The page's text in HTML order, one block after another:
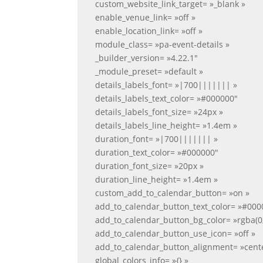
custom_website_link_target= »_blank »
enable_venue_link= »off »
enable_location_link= »off »
module_class= »pa-event-details »
_builder_version= »4.22.1″
_module_preset= »default »
details_labels_font= »|700||||||| »
details_labels_text_color= »#000000″
details_labels_font_size= »24px »
details_labels_line_height= »1.4em »
duration_font= »|700||||||| »
duration_text_color= »#000000″
duration_font_size= »20px »
duration_line_height= »1.4em »
custom_add_to_calendar_button= »on »
add_to_calendar_button_text_color=
add_to_calendar_button_bg_color=
add_to_calendar_button_use_icon= »off »
add_to_calendar_button_alignment=
global_colors_info= »{} »